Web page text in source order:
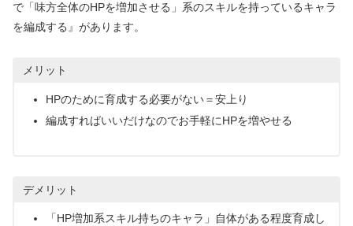
で「味方全体のHPを増加させる」系のスキルを持っているキャラ
を編成する』があります。
メリット
HPのために育成する必要がない＝安上り
編成すればいいだけなのでお手軽にHPを増やせる
デメリット
「HP増加系スキル持ちのキャラ」自体がある程度育成し